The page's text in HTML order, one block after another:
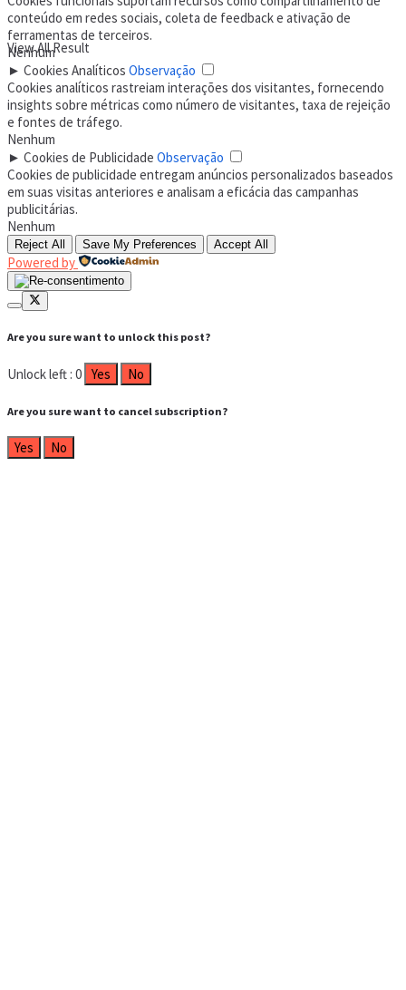
View All Result
conteúdo em redes sociais, coleta de feedback e ativação de
ferramentas de terceiros.
Nenhum
► Cookies Analíticos Observação
Cookies analíticos rastreiam interações dos visitantes, fornecendo
insights sobre métricas como número de visitantes, taxa de rejeição
e fontes de tráfego.
Nenhum
► Cookies de Publicidade Observação
Cookies de publicidade entregam anúncios personalizados baseados
em suas visitas anteriores e analisam a eficácia das campanhas
publicitárias.
Nenhum
Reject All Save My Preferences Accept All
Powered by
Are you sure want to unlock this post?
Unlock left : 0 Yes No
Are you sure want to cancel subscription?
Yes No